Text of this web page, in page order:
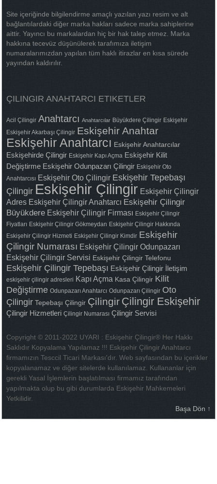
Site içeriğinde bilgilendirme amaçlı yazılan yazı resim ve alt
bağlantılardaki diğer marka hakları sadece marka sahiplerine
aittir. Yayıncı bu markalardan hiç bir hak talep etmez. Marka
hakkına tecevüz düşünülerek tarafımıza iletişim
numaralarımızdan yapılan tüm haklı itirazlar en kısa sürede
yayından kaldırılır.
ÇILINGIR ANAHTARCI ETIKETLER
Acil Çilingir Anahtarcı Anahtarcılar Büyükdere Çilingir Eskişehir
Eskişehir Akarbaşı Çilingir Eskişehir Anahtar
Eskişehir Anahtarcı Eskişehir Anahtarcılar
Eskişehirde Çilingir Eskişehir Kapı Açma Eskişehir Kilit
Değiştirme Eskişehir Odunpazarı Çilingir Eskişehir Oto
Anahtarcısı Eskişehir Oto Çilingir Eskişehir Tepebaşı
Çilingir Eskişehir Çilingir Eskişehir Çilingir
Adres Eskişehir Çilingir Anahtarcı Eskişehir Çilingir
Büyükdere Eskişehir Çilingir Firması Eskişehir Çilingir
Fiyatları Eskişehir Çilingir Gökmeydan Eskişehir Çilingir Hakkında
Eskişehir Çilingir Hizmeti Eskişehir Çilingir Kimdir Eskişehir
Çilingir Numarası Eskişehir Çilingir Odunpazarı
Eskişehir Çilingir Servisi Eskişehir Çilingir Telefonu
Eskişehir Çilingir Tepebaşı Eskişehir Çilingir İletişim
eskişehir çilingir adresleri Kapı Açma Kasa Çilingir Kilit
Değiştirme Odunpazarı Anahtarcı Odunpazarı Çilingir Oto
Çilingir Tepebaşı Çilingir Çilingir Çilingir Eskişehir
Çilingir Hizmetleri Çilingir Numarası Çilingir Servisi
Copyright © 2011-2022 UYARI : Eskişehir Çilingir® Her Hakkı
Saklıdır Kopyalama Yapılamaz !!! Eskişehir Çilingir Anahtarcı
firmamızın Tesccil Ticari Markası'dır. Web sayfasından bu içerikler
kopyalanamaz ve diğer sitelerde kullanılamaz. Kullananlar için
gerekli Yasal İşlemlerin başlatılması firmamız tarafından
yapılmakta olup bu gibi durumlarda Eskişehir Mahkemeleri
Yetkilidir.
Başa Dön ↑